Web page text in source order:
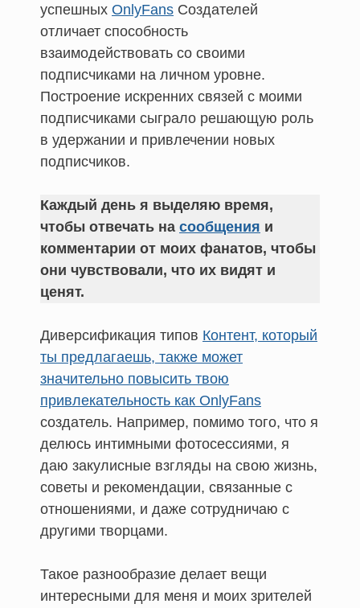
успешных OnlyFans Создателей
отличает способность
взаимодействовать со своими
подписчиками на личном уровне.
Построение искренних связей с моими
подписчиками сыграло решающую роль
в удержании и привлечении новых
подписчиков.
Каждый день я выделяю время,
чтобы отвечать на сообщения и
комментарии от моих фанатов, чтобы
они чувствовали, что их видят и
ценят.
Диверсификация типов Контент, который
ты предлагаешь, также может
значительно повысить твою
привлекательность как OnlyFans
создатель. Например, помимо того, что я
делюсь интимными фотосессиями, я
даю закулисные взгляды на свою жизнь,
советы и рекомендации, связанные с
отношениями, и даже сотрудничаю с
другими творцами.
Такое разнообразие делает вещи
интересными для меня и моих зрителей